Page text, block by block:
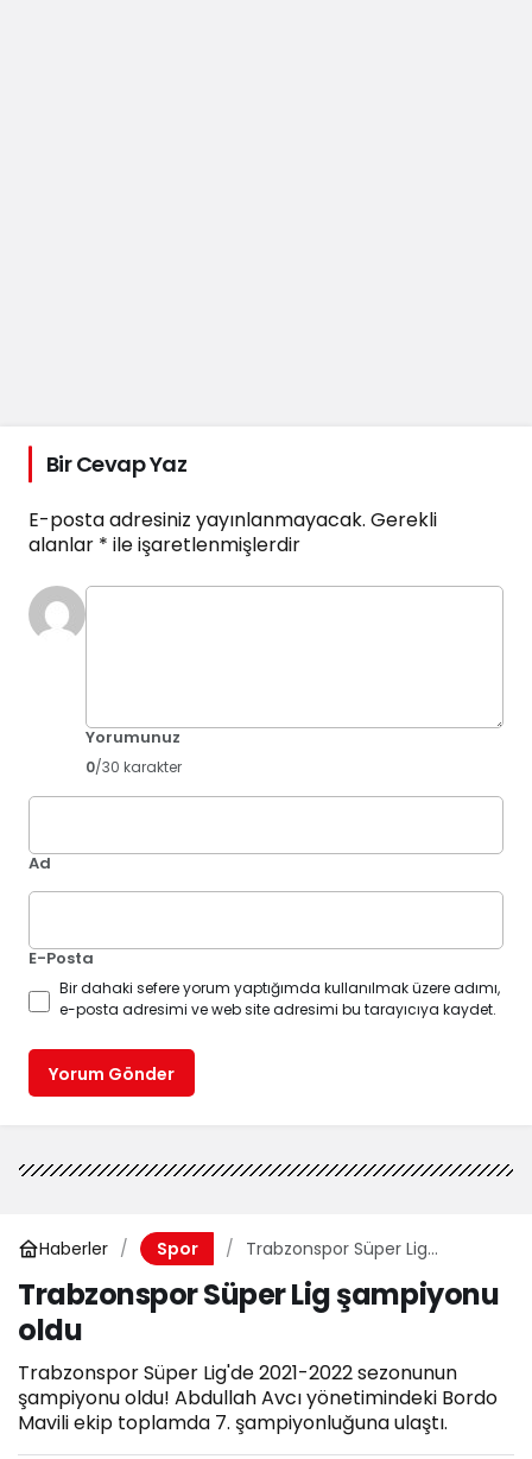
Bir Cevap Yaz
E-posta adresiniz yayınlanmayacak. Gerekli
alanlar * ile işaretlenmişlerdir
Yorumunuz
0/30 karakter
Ad
E-Posta
Bir dahaki sefere yorum yaptığımda kullanılmak üzere adımı,
e-posta adresimi ve web site adresimi bu tarayıcıya kaydet.
Yorum Gönder
Haberler Spor
Trabzonspor Süper Lig
Trabzonspor Süper Lig şampiyonu
oldu
Trabzonspor Süper Lig'de 2021-2022 sezonunun
şampiyonu oldu! Abdullah Avcı yönetimindeki Bordo
Mavili ekip toplamda 7. şampiyonluğuna ulaştı.